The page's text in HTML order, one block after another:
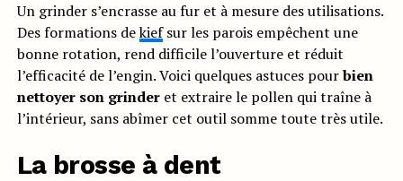
Un grinder s’encrasse au fur et à mesure des utilisations.
Des formations dekiefsur les parois empêchent une
bonne rotation, rend difficile l’ouverture et réduit
l’efficacité de l’engin. Voici quelques astuces pourbien
nettoyer son grinderet extraire le pollen qui traîne à
l’intérieur, sans abîmer cet outil somme toute très utile.
La brosse à dent